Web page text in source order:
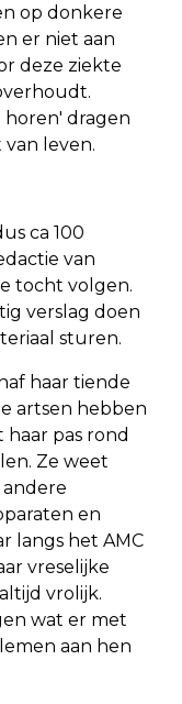
op donkere
er niet aan
deze ziekte
horen' dragen
leven.
ca 100
van
tocht volgen.
verslag doen
sturen.
haar tiende
artsen hebben
haar pas rond
Ze weet
en
langs het AMC
vreselijke
vrolijk.
wat er met
aan hen